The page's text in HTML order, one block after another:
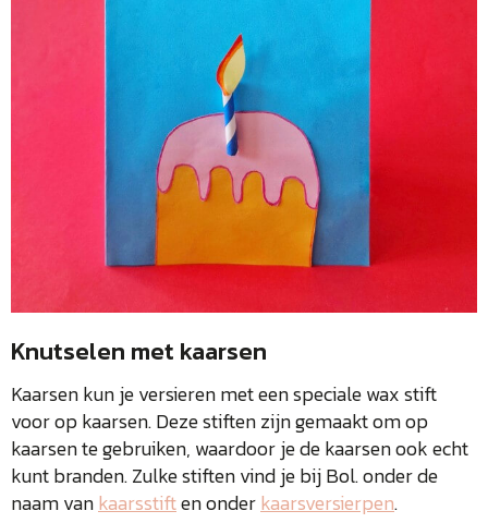
Knutselen met kaarsen
Kaarsen kun je versieren met een speciale wax stift
voor op kaarsen. Deze stiften zijn gemaakt om op
kaarsen te gebruiken, waardoor je de kaarsen ook echt
kunt branden. Zulke stiften vind je bij Bol. onder de
naam vankaarsstiften onderkaarsversierpen.